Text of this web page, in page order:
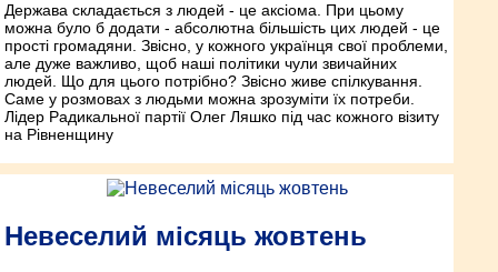
Держава складається з людей - це аксіома. При цьому
можна було б додати - абсолютна більшість цих людей - це
прості громадяни. Звісно, у кожного українця свої проблеми,
але дуже важливо, щоб наші політики чули звичайних
людей. Що для цього потрібно? Звісно живе спілкування.
Саме у розмовах з людьми можна зрозуміти їх потреби.
Лідер Радикальної партії Олег Ляшко під час кожного візиту
на Рівненщину
Невеселий місяць жовтень